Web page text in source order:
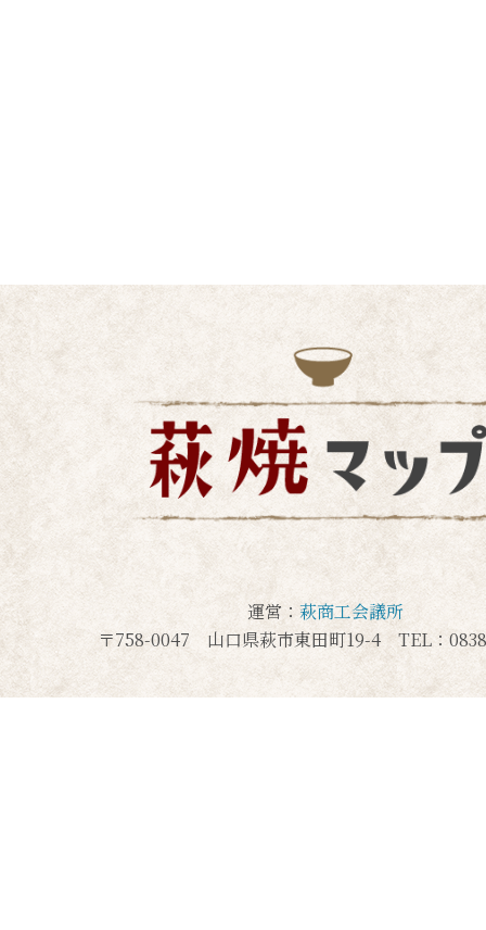
運営： 萩商工会議所
〒758-0047 山口県萩市東田町19-4 TEL：